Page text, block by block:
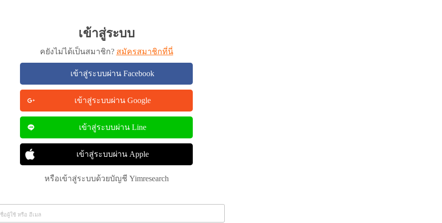
เข้าสู่ระบบ
คยังไม่ได้เป็นสมาชิก? สมัครสมาชิกที่นี่
เข้าสู่ระบบผ่าน Facebook
เข้าสู่ระบบผ่าน Google
เข้าสู่ระบบผ่าน Line
เข้าสู่ระบบผ่าน Apple
หรือเข้าสู่ระบบด้วยบัญชี Yimresearch
ชื่อผู้ใช้ หรือ อีเมล